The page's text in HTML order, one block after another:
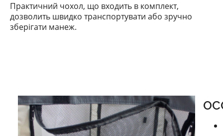
Практичний чохол, що входить в комплект,
дозволить швидко транспортувати або зручно
зберігати манеж.